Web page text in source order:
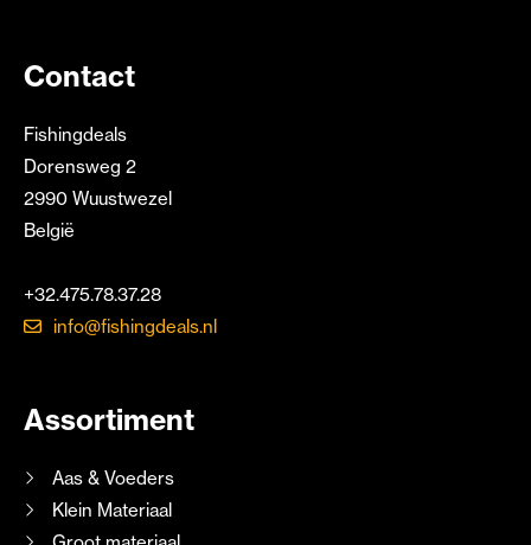
Contact
Fishingdeals
Dorensweg 2
2990 Wuustwezel
België
+32.475.78.37.28
info@fishingdeals.nl
Assortiment
Aas & Voeders
Klein Materiaal